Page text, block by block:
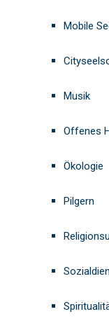
Mobile
Musik
Offenes
Ökologie
Pilgern